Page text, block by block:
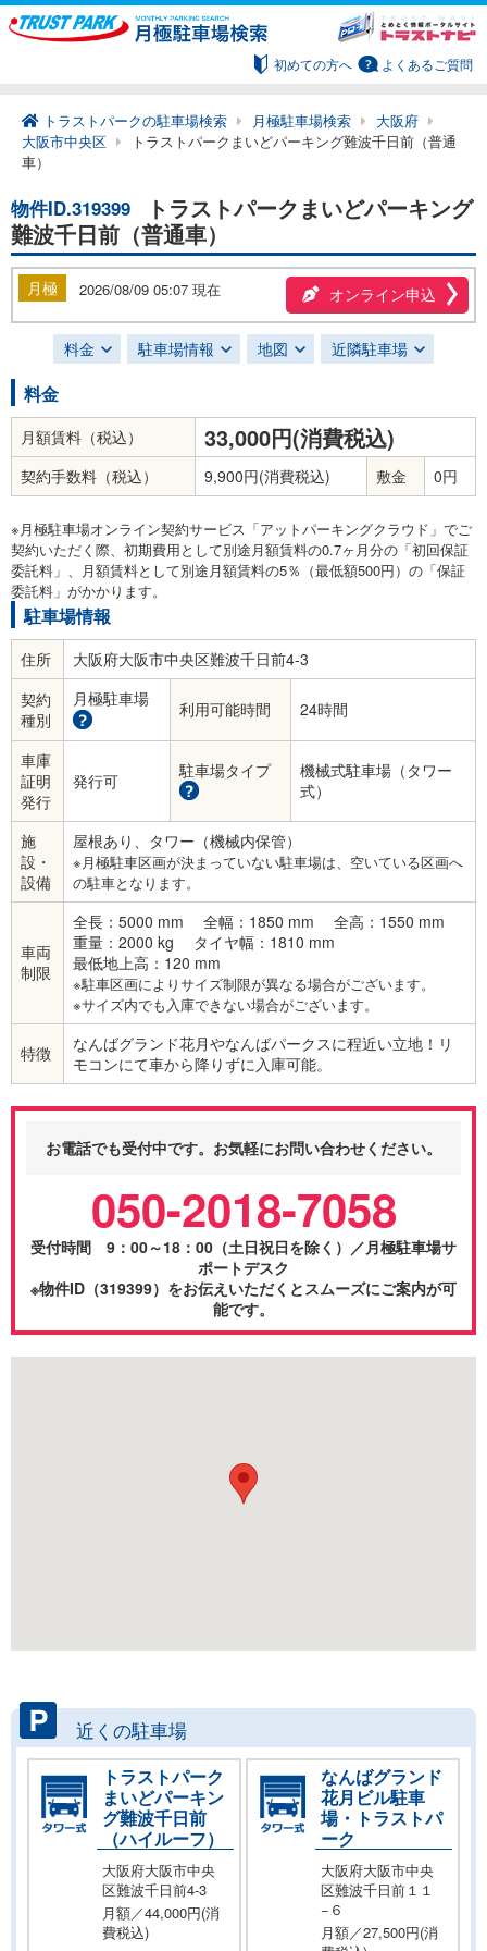
初めての方へ よくあるご質問
トラストパークの駐車場検索 月極駐車場検索
大阪府
大阪市中央区
トラストパークまいどパーキング難波千日前（普通
車）
物件ID.319399
トラストパークまいどパーキング
難波千日前（普通車）
月極 2026/08/09 05:07 現在 オンライン申込
料金 駐車場情報 地図 近隣駐車場
料金
月額賃料（税込） 33,000円(消費税込)
契約手数料（税込） 9,900円(消費税込) 敷金 0円
※月極駐車場オンライン契約サービス「アットパーキングクラウド」でご
契約いただく際、初期費用として別途月額賃料の0.7ヶ月分の「初回保証
委託料」、月額賃料として別途月額賃料の5％（最低額500円）の「保証
委託料」がかかります。
駐車場情報
住所
大阪府大阪市中央区難波千日前4-3
契約
種別
月極駐車場 利用可能時間 24時間
車庫
証明
発行
発行可 駐車場タイプ
機械式駐車場（タワー
式）
施
設・
設備
屋根あり、タワー（機械内保管）
※月極駐車区画が決まっていない駐車場は、空いている区画へ
の駐車となります。
車両
制限
全長：5000 mm 全幅：1850 mm
全高：1550 mm
重量：2000 kg
タイヤ幅：1810 mm
最低地上高：120 mm
※駐車区画によりサイズ制限が異なる場合がございます。
※サイズ内でも入庫できない場合がございます。
特徴
なんばグランド花月やなんばパークスに程近い立地！リ
モコンにて車から降りずに入庫可能。
お電話でも受付中です。お気軽にお問い合わせください。
050-2018-7058
受付時間 9：00～18：00（土日祝日を除く）／月極駐車場サ
ポートデスク
※物件ID（319399）をお伝えいただくとスムーズにご案内が可
能です。
近くの駐車場
トラストパーク
まいどパーキン
グ難波千日前
（ハイルーフ）
大阪府大阪市中央
区難波千日前4-3
月額／44,000円(消
費税込)
なんばグランド
花月ビル駐車
場・トラストパ
ーク
大阪府大阪市中央
区難波千日前１１
−６
月額／27,500円(消